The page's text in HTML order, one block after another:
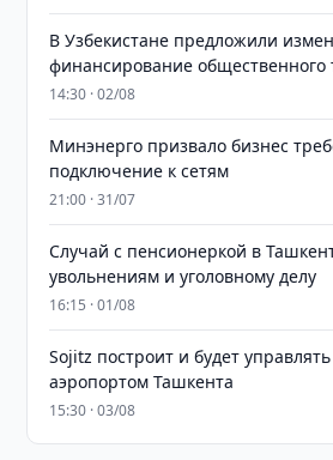
В Узбекистане предложили
финансирование общественного
14:30 · 02/08
Минэнерго призвало бизнес
подключение к сетям
21:00 · 31/07
Случай с пенсионеркой в
увольнениям и уголовному делу
16:15 · 01/08
Sojitz построит и будет
аэропортом Ташкента
15:30 · 03/08